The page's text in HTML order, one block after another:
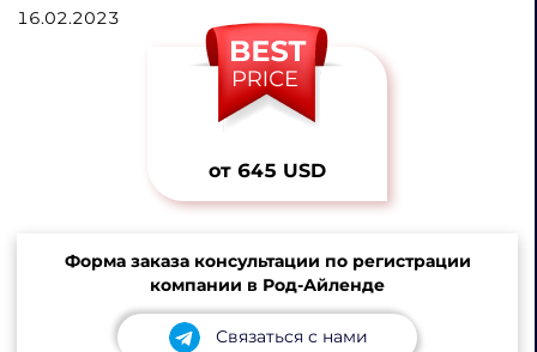
16.02.2023
от 645 USD
Форма заказа консультации по регистрации
компании в Род-Айленде
Связаться с нами